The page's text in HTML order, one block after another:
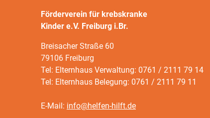
Förderverein für krebskranke
Kinder e.V. Freiburg i.Br.
Breisacher Straße 60
79106 Freiburg
Tel: Elternhaus Verwaltung: 0761 / 2111 79 14
Tel: Elternhaus Belegung: 0761 / 2111 79 11
E-Mail: info@helfen-hilft.de